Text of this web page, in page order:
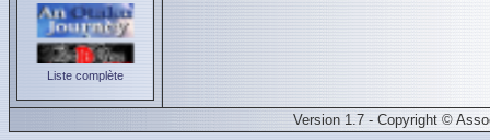
Liste complète
Version 1.7 - Copyright ©